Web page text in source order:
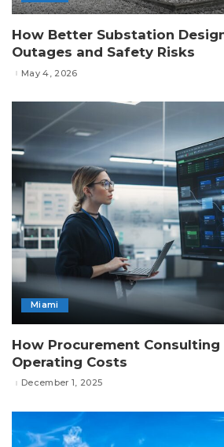
How Better Substation
Outages and Safety Risks
May 4, 2026
Miami
How Procurement Consulting
Operating Costs
December 1, 2025